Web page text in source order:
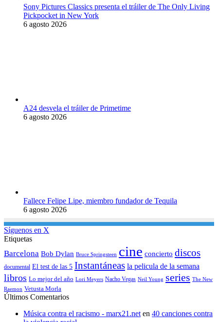
Sony Pictures Classics presenta el tráiler de The Only Living
Pickpocket in New York
6 agosto 2026
A24 desvela el tráiler de Primetime
6 agosto 2026
Fallece Felipe Lipe, miembro fundador de Tequila
6 agosto 2026
Síguenos en X
Etiquetas
Barcelona Bob Dylan Bruce Springsteen cine concierto discos
documental El test de las 5 Instantáneas la pelicula de la semana
libros Lo mejor del año Lori Meyers Nacho Vegas Neil Young series The New
Raemon Vetusta Morla
Últimos Comentarios
Música contra el racismo - marx21.neten 40 canciones contra